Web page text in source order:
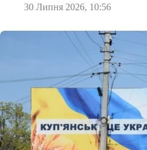
30 Липня 2026, 10:56